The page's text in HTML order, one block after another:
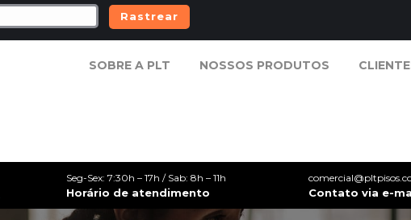
Rastrear
SOBRE A PLT NOSSOS PRODUTOS
Seg-Sex: 7:30h – 17h / Sab: 8h – 11h
Horário de atendimento Contato via e-
SOBRE A PLT